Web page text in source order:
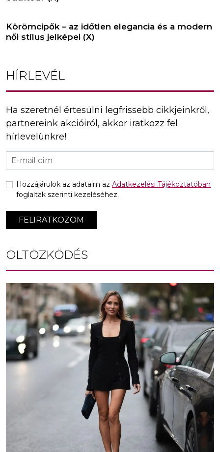
Körömcipők – az időtlen elegancia és a modern
női stílus jelképei (X)
HÍRLEVÉL
Ha szeretnél értesülni legfrissebb cikkjeinkről,
partnereink akcióiról, akkor iratkozz fel
hírlevelünkre!
FELIRATKOZOM
Hozzájárulok az adataim az Adatkezelési Tájékoztatóban
foglaltak szerinti kezeléséhez.
ÖLTÖZKÖDÉS